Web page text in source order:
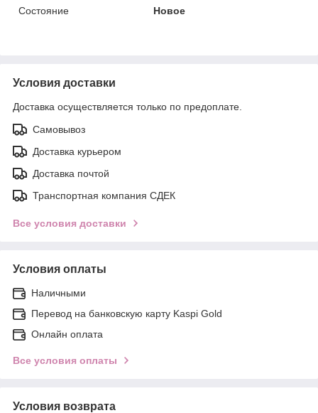
Состояние
Новое
Условия доставки
Доставка осуществляется только по предоплате.
Самовывоз
Доставка курьером
Доставка почтой
Транспортная компания СДЕК
Все условия доставки
Условия оплаты
Наличными
Перевод на банковскую карту Kaspi Gold
Онлайн оплата
Все условия оплаты
Условия возврата